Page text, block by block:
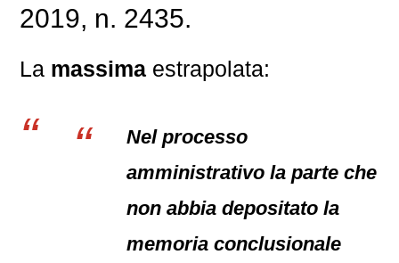
2019, n. 2435.
La massima estrapolata:
Nel processo
amministrativo la parte che
non abbia depositato la
memoria conclusionale